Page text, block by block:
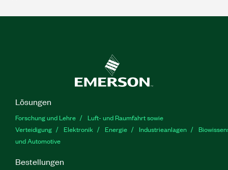
Lösungen
Forschung und Lehre
Luft- und Raumfahrt sowie
Verteidigung
Elektronik Energie Industrieanlagen
und Automotive
Bestellungen